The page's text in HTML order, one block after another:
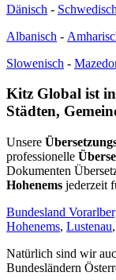
Dänisch - Schwedisch
Albanisch -
Slowenisch -
Kitz Global ist
Städten,
Unsere
professionelle
Dokumenten
Hohenems jederzeit
Bundesland
Hohenems, Lustenau,
Natürlich sind wir
Bundesländern